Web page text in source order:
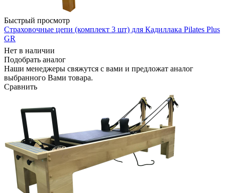
Быстрый просмотр
Страховочные цепи (комплект 3 шт) для Кадиллака Pilates Plus
GR
Нет в наличии
Подобрать аналог
Наши менеджеры свяжутся с вами и предложат аналог
выбранного Вами товара.
Сравнить